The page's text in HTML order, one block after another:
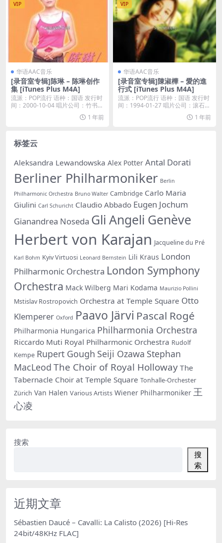
VIP
华语AAC音乐
[录音室专辑]陈琳 – 陈琳创作
集 [iTunes Plus M4A]
流派：POP流行 语种：国语 发行时
间：2000-10-04 唱片公司：竹书文
1 年前
VIP
华语AAC音乐
[录音室专辑]陳淑樺 – 愛的進
行式 [iTunes Plus M4A]
流派：POP流行 语种：国语 发行时
间：1994-01-27 唱片公司：滚石唱
1 年前
标签云
Aleksandra Lewandowska Alex Potter Antal Dorati
Berliner Philharmoniker Berlin
Philharmonic Orchestra Bruno Walter Cambridge Carlo Maria
Giulini Carl Schuricht Claudio Abbado Eugen Jochum
Gianandrea Noseda Gli Angeli Genève
Herbert von Karajan Jacqueline du Pré
Karl Bohm Kyiv Virtuosi Leonard Bernstein Lili Kraus London
Philharmonic Orchestra London Symphony
Orchestra Mack Wilberg Mari Kodama Maurizio Pollini
Mstislav Rostropovich Orchestra at Temple Square Otto
Klemperer Oxford Paavo Järvi Pascal Rogé
Philharmonia Hungarica Philharmonia Orchestra
Riccardo Muti Royal Philharmonic Orchestra Rudolf
Kempe Rupert Gough Seiji Ozawa Stephan
MacLeod The Choir of Royal Holloway The
Tabernacle Choir at Temple Square Tonhalle-Orchester
Zürich Van Halen Various Artists Wiener Philharmoniker 王
心凌
搜索
搜
索
近期文章
Sébastien Daucé – Cavalli: La Calisto (2026) [Hi-Res
24bit/48KHz FLAC]